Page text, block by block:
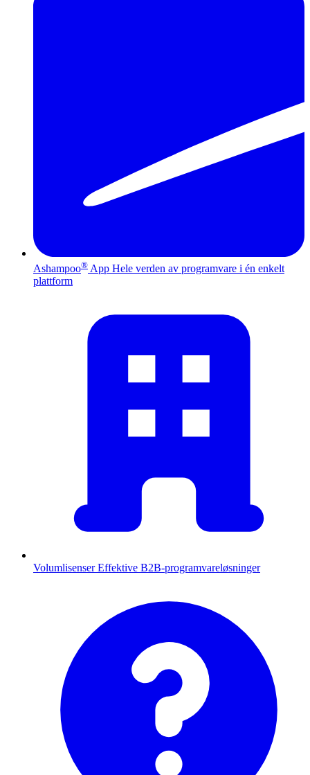
Ashampoo® App Hele verden av programvare i én enkelt
plattform
Volumlisenser Effektive B2B-programvareløsninger